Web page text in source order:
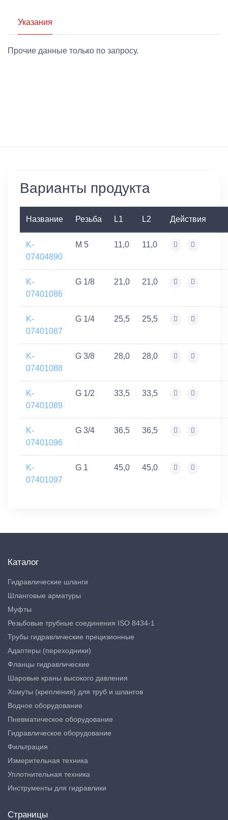
Указания
Прочие данные только по запросу.
Варианты продукта
Название Резьба L1 L2 Действия
K-
07404890
M 5 11,0 11,0
K-
07401086
G 1/8 21,0 21,0
K-
07401087
G 1/4 25,5 25,5
K-
07401088
G 3/8 28,0 28,0
K-
07401089
G 1/2 33,5 33,5
K-
07401096
G 3/4 36,5 36,5
K-
07401097
G 1 45,0 45,0
Каталог
Гидравлические шланги
Шланговые арматуры
Муфты
Резьбовые трубные соединения ISO 8434-1
Трубы гидравлические прецизионные
Адаптеры (переходники)
Фланцы гидравлические
Шаровые краны высокого давления
Хомуты (крепления) для труб и шлангов
Водное оборудование
Пневматическое оборудование
Гидравлическое оборудование
Фильтрация
Измерительная техника
Уплотнительная техника
Инструменты для гидравлики
Страницы